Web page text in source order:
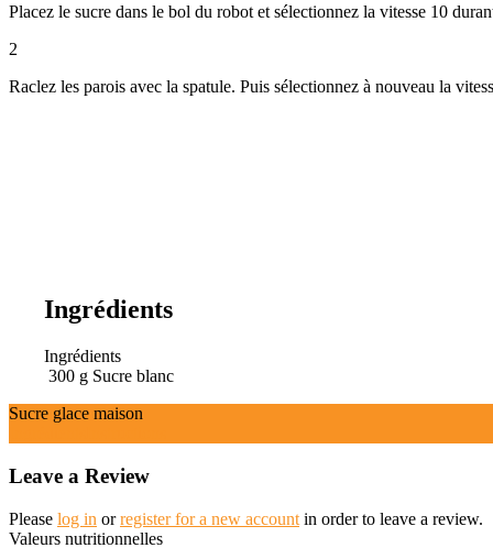
Placez le sucre dans le bol du robot et sélectionnez la vitesse 10
2
Raclez les parois avec la spatule. Puis sélectionnez à nouveau la
Ingrédients
Ingrédients
300 g Sucre blanc
Sucre glace maison
Leave a Review
Please log in orregister for a new account in order to leave a review.
Valeurs nutritionnelles